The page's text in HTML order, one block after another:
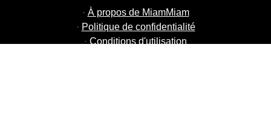
· À propos de MiamMiam
· Politique de confidentialité
· Conditions d'utilisation